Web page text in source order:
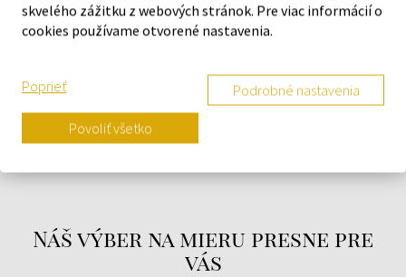
Farba ciferníku - čierna
Stav - nový
O ZNAČKE
Náš výber na mieru presne pre
vás
skvelého zážitku z webových stránok. Pre viac informácií o
cookies používame otvorené nastavenia.
Poprieť Podrobné nastavenia
Povoliť všetko